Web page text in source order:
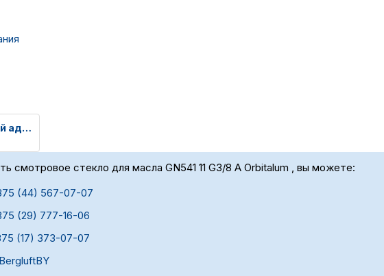
Быстросменный адаптер горелки
смотровое стекло для масла GN541 11 G3/8 A Orbitalum , вы можете:
(44) 567-07-07
(29) 777-16-06
(17) 373-07-07